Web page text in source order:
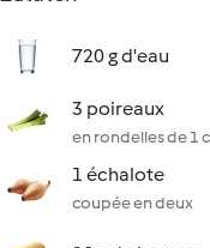
720 g d'eau
3 poireaux
en rondelles de 1
1 échalote
coupée en deux